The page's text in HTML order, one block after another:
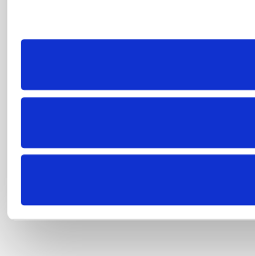
Services by Benigar, S.